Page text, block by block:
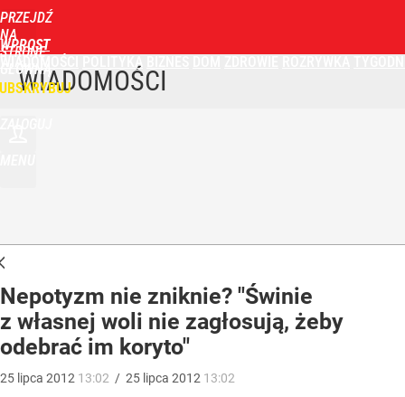
PRZEJDŹ
NA
STRONĘ
GŁÓWNĄ
WPROST
POLITYKA
WIADOMOŚCI
Nepotyzm nie zniknie? "Świnie
z własnej woli nie zagłosują, żeby
odebrać im koryto"
25 lipca 2012 13:02 / 25 lipca 2012 13:02